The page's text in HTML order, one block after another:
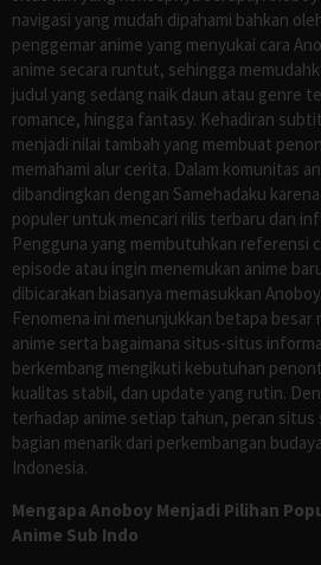
navigasi yang mudah dipahami bahkan
penggemar anime yang menyukai cara
anime secara runtut, sehingga
judul yang sedang naik daun atau genre
romance, hingga fantasy. Kehadiran
menjadi nilai tambah yang membuat
memahami alur cerita. Dalam komunitas
dibandingkan dengan Samehadaku
populer untuk mencari rilis terbaru dan
Pengguna yang membutuhkan referensi
episode atau ingin menemukan anime
dibicarakan biasanya memasukkan
Fenomena ini menunjukkan betapa
anime serta bagaimana situs-situs
berkembang mengikuti kebutuhan
kualitas stabil, dan update yang rutin.
terhadap anime setiap tahun, peran situs
bagian menarik dari perkembangan
Indonesia.
Mengapa Anoboy Menjadi Pilihan
Anime Sub Indo